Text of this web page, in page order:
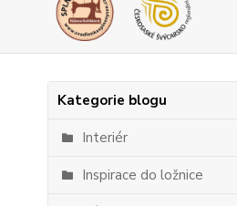
Kategorie blogu
Interiér
Inspirace do ložnice